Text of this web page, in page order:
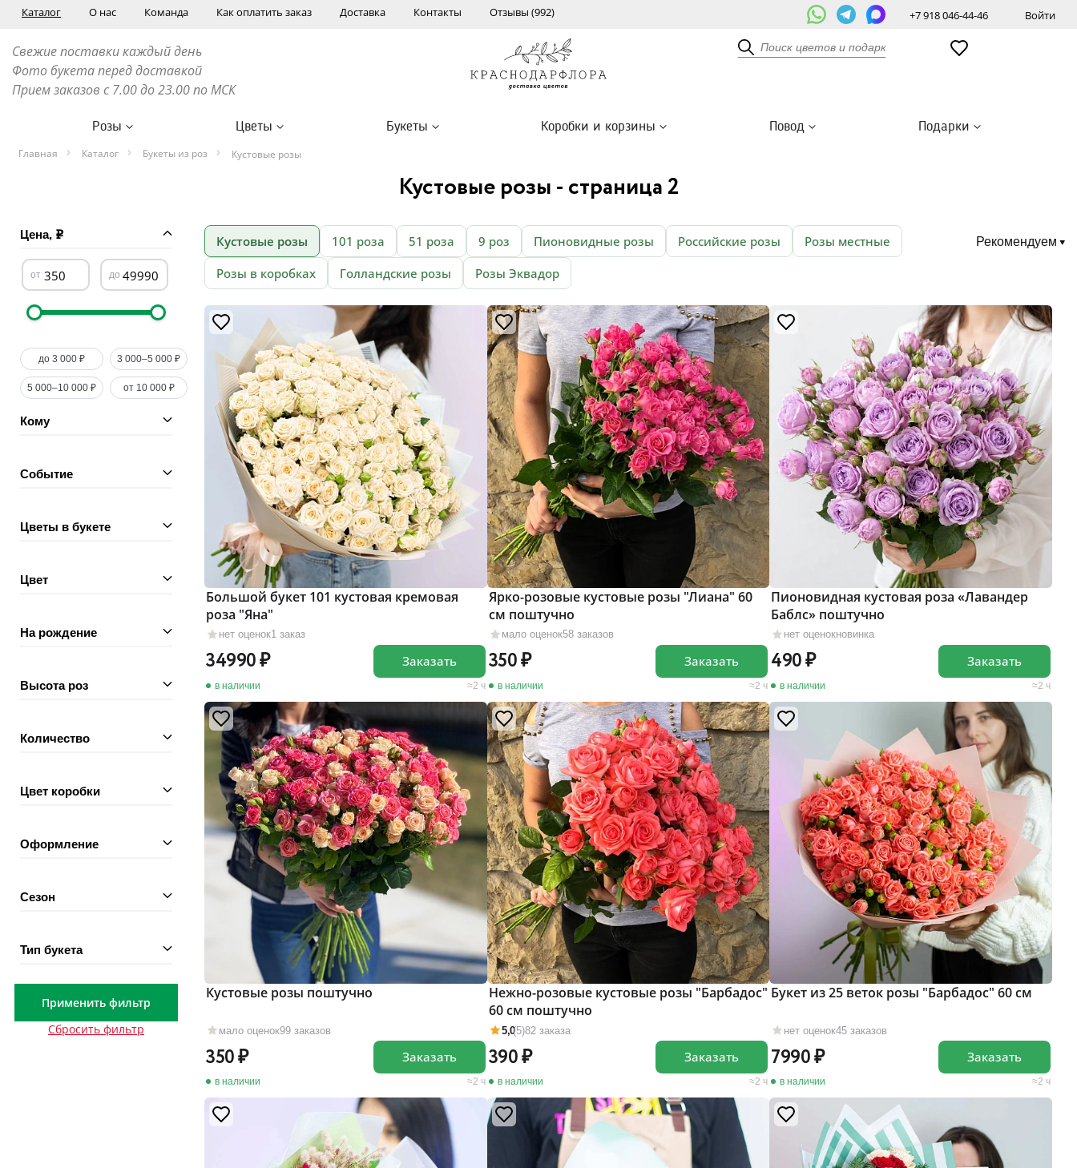
Каталог О нас Команда Как оплатить заказ Доставка Контакты Отзывы (992) +7 918 046-44-46 Войти
Свежие поставки каждый день
Фото букета перед доставкой
Прием заказов с 7.00 до 23.00 по МСК
Розы Цветы Букеты Коробки и корзины Повод Подарки
Главная Каталог Букеты из роз Кустовые розы
Кустовые розы - страница 2
Цена,
до 3 000 ₽ 3 000–5 000 ₽
5 000–10 000 ₽ от 10 000 ₽
Кому
Событие
Цветы в букете
Цвет
На рождение
Высота роз
Количество
Цвет коробки
Оформление
Сезон
Тип букета
Применить фильтр
Сбросить фильтр
Кустовые розы 101 роза 51 роза 9 роз Пионовидные розы Российские розы
Розы местные
Розы в коробках
Голландские розы Розы Эквадор
Рекомендуем
нет оценок1 заказ
Большой букет 101 кустовая кремовая
роза "Яна"
34990
в наличии 2 ч
Заказать
мало оценок58 заказов
Ярко-розовые кустовые розы "Лиана" 60
см поштучно
350
в наличии 2 ч
Заказать
нет оценокновинка
Пионовидная кустовая роза «Лавандер
Баблс» поштучно
490
в наличии 2 ч
Заказать
мало оценок99 заказов
Кустовые розы поштучно
350
в наличии 2 ч
Заказать
5,0(5)82 заказа
Нежно-розовые кустовые розы "Барбадос"
60 см поштучно
390
в наличии 2 ч
Заказать
нет оценок45 заказов
Букет из 25 веток розы "Барбадос" 60 см
7990
в наличии 2 ч
Заказать